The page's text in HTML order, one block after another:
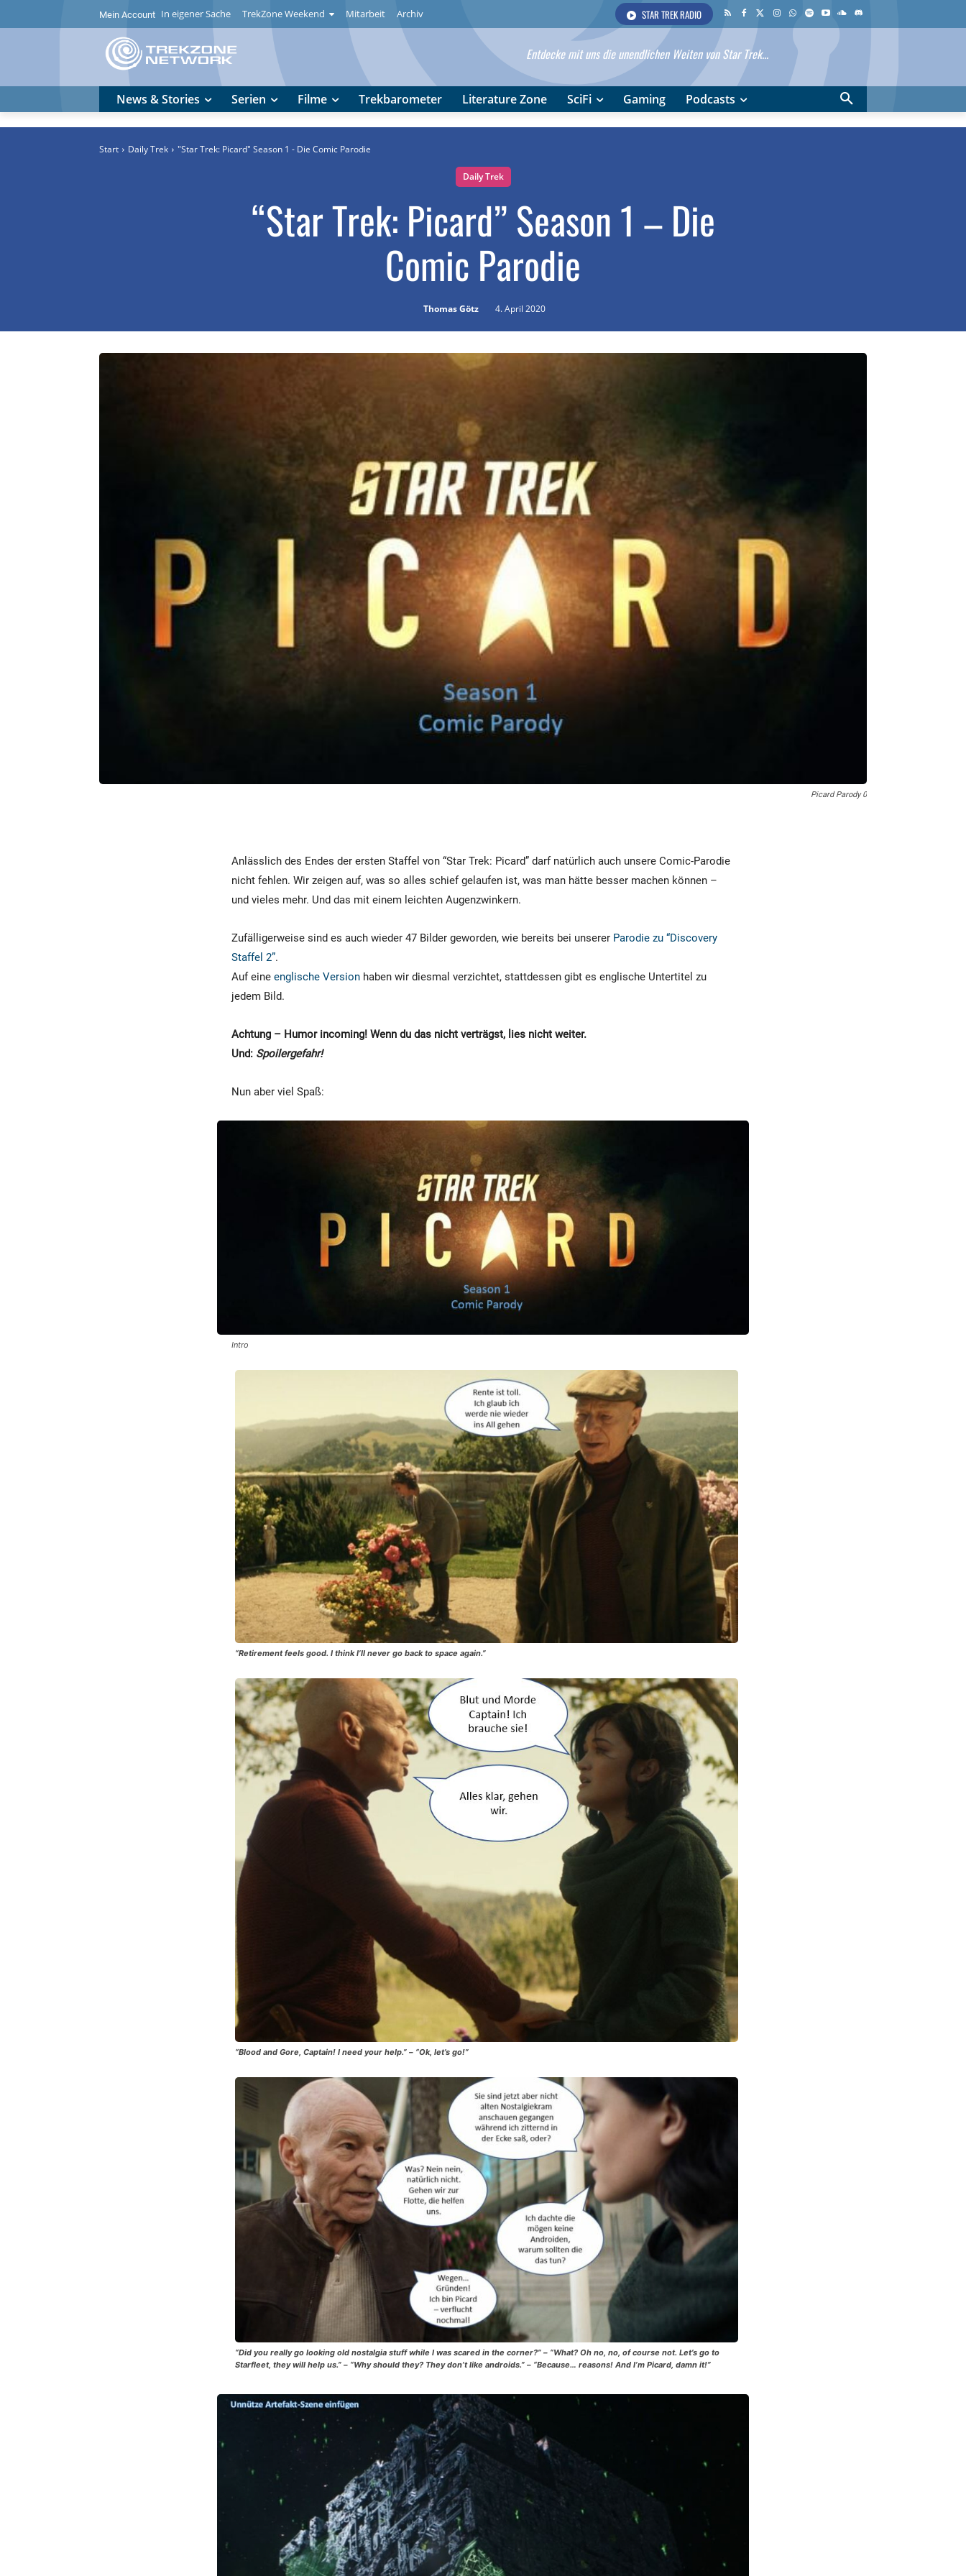
Mein Account In eigener Sache TrekZone Weekend Mitarbeit Archiv STAR TREK RADIO
Entdecke mit uns die unendlichen Weiten von Star Trek...
News & Stories Serien Filme Trekbarometer Literature Zone SciFi Gaming Podcasts
Start Daily Trek "Star Trek: Picard" Season 1 - Die Comic Parodie
Daily Trek
“Star Trek: Picard” Season 1 – Die
Comic Parodie
Thomas Götz 4. April 2020
Picard Parody 0
Anlässlich des Endes der ersten Staffel von “Star Trek: Picard” darf natürlich auch unsere Comic-Parodie
nicht fehlen. Wir zeigen auf, was so alles schief gelaufen ist, was man hätte besser machen können –
und vieles mehr. Und das mit einem leichten Augenzwinkern.
Zufälligerweise sind es auch wieder 47 Bilder geworden, wie bereits bei unserer Parodie zu “Discovery
Staffel 2”.
Auf eine englische Version haben wir diesmal verzichtet, stattdessen gibt es englische Untertitel zu
jedem Bild.
Achtung – Humor incoming! Wenn du das nicht verträgst, lies nicht weiter.
Und: Spoilergefahr!
Nun aber viel Spaß:
Intro
“Retirement feels good. I think I’ll never go back to space again.”
“Blood and Gore, Captain! I need your help.” – “Ok, let’s go!”
“Did you really go looking old nostalgia stuff while I was scared in the corner?” – “What? Oh no, no, of course not. Let’s go to
Starfleet, they will help us.” – “Why should they? They don’t like androids.” – “Because… reasons! And I’m Picard, damn it!”